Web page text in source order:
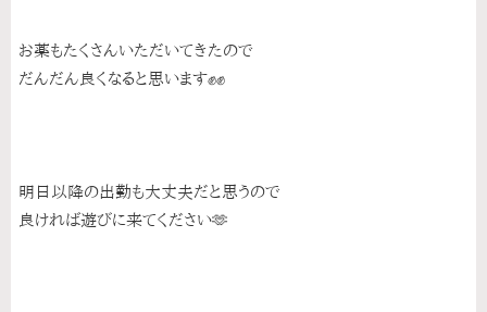
お薬もたくさんいただいてきたので
だんだん良くなると思います✊✊
明日以降の出勤も大丈夫だと思うので
良ければ遊びに来てください🫶